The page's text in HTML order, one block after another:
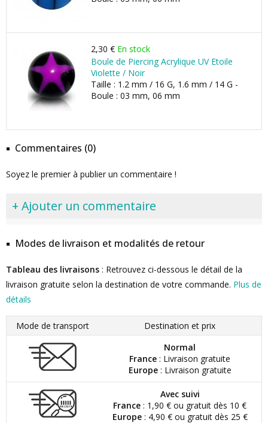
2,30 € En stock
Boule de Piercing Acrylique UV Etoile
Violette / Noir
Taille : 1.2 mm / 16 G, 1.6 mm / 14 G -
Boule : 03 mm, 06 mm
Commentaires (0)
Soyez le premier à publier un commentaire !
+ Ajouter un commentaire
Modes de livraison et modalités de retour
Tableau des livraisons : Retrouvez ci-dessous le détail de la
livraison gratuite selon la destination de votre commande. Plus de
détails
Mode de transport
Destination et prix
Normal
France : Livraison gratuite
Europe: Livraison gratuite
Avec suivi
France : 1,90 € ou gratuit dès 10 €
Europe: 4,90 € ou gratuit dès 25 €